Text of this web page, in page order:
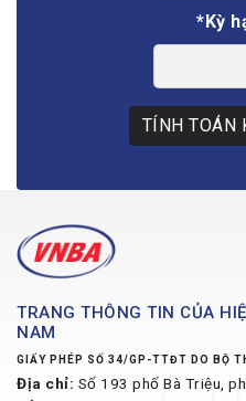
*Kỳ
TÍNH TOÁN
TRANG THÔNG TIN CỦA
NAM
GIẤY PHÉP SỐ 34/GP-TTĐT DO BỘ
Địa chỉ: Số 193 phố Bà Triệu,